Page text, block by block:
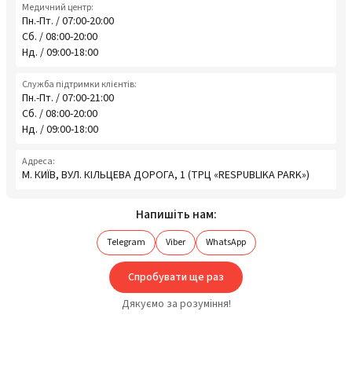
Медичний центр:
Пн.-Пт. / 07:00-20:00
Сб. / 08:00-20:00
Нд. / 09:00-18:00
Служба підтримки клієнтів:
Пн.-Пт. / 07:00-21:00
Сб. / 08:00-20:00
Нд. / 09:00-18:00
Адреса:
М. КИЇВ, ВУЛ. КІЛЬЦЕВА ДОРОГА, 1 (ТРЦ «RESPUBLIKA PARK»)
Напишіть нам:
Telegram Viber WhatsApp
Спробувати ще раз
Дякуємо за розуміння!